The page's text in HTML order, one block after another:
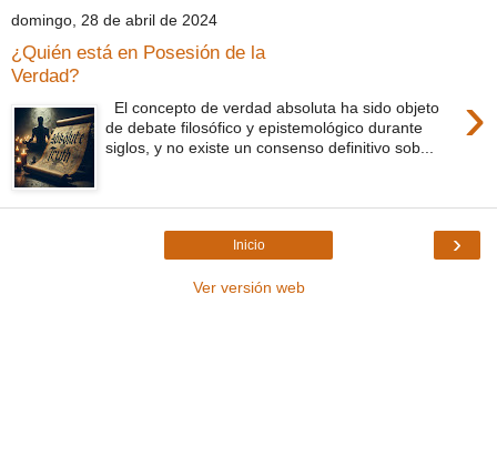
domingo, 28 de abril de 2024
¿Quién está en Posesión de la
Verdad?
›
El concepto de verdad absoluta ha sido objeto
de debate filosófico y epistemológico durante
siglos, y no existe un consenso definitivo sob...
›
Inicio
Ver versión web